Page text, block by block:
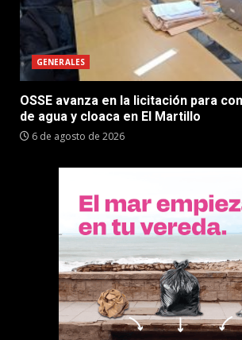
GENERALES
OSSE avanza en la licitación para
de agua y cloaca en El Martillo
6 de agosto de 2026